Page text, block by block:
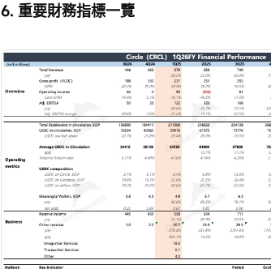
6. 重要財務指標一覽